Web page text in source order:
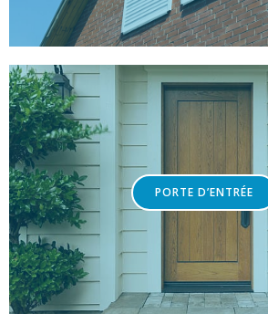
PORTE D’ENTRÉE